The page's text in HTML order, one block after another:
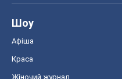
Шоу
Афіша
Краса
Жіночий журнал